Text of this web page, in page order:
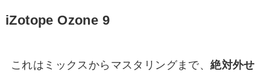
iZotope Ozone 9
これはミックスからマスタリングまで、絶対外せ